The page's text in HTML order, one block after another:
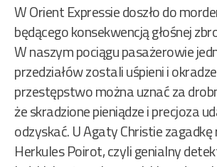
W Orient Expressie doszło do
będącego konsekwencją głośnej
W naszym pociągu pasażerowie
przedziałów zostali uśpieni i
przestępstwo można uznać za
że skradzione pieniądze i precjoza
odzyskać. U Agaty Christie
Herkules Poirot, czyli genialny